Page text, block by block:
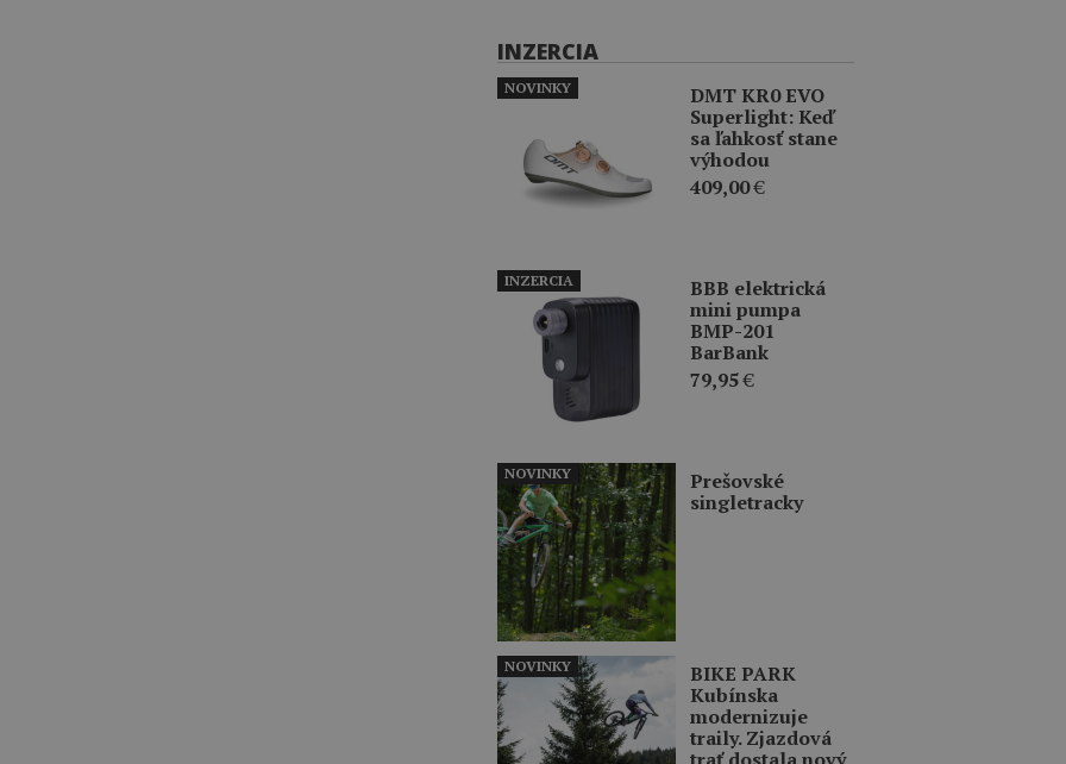
INZERCIA
DMT KR0 EVO
Superlight: Keď
sa ľahkosť stane
výhodou
409,00€
NOVINKY
BBB elektrická
mini pumpa
BMP-201
BarBank
79,95€
INZERCIA
Prešovské
singletracky
NOVINKY
BIKE PARK
Kubínska
modernizuje
traily. Zjazdová
NOVINKY